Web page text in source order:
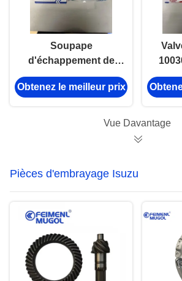
Soupape
d'échappement de
qualité d'exportation
1003012BB pour
approuvée par les
Obtenez le meilleur prix
Vue Davantage
Pièces d'embrayage Isuzu